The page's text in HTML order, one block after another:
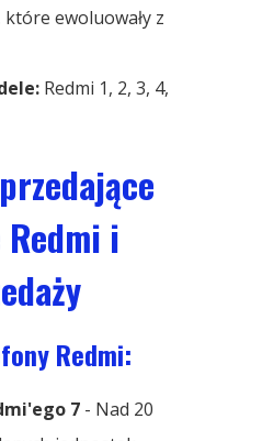
ewoluowały z
Redmi 1, 2, 3, 4,
i
Redmi:
7 - Nad 20